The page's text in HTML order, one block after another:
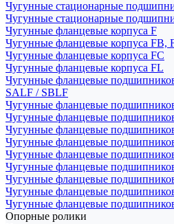
Чугунные стационарные
Чугунные стационарные
Чугунные фланцевые корпуса F
Чугунные фланцевые корпуса FB,
Чугунные фланцевые корпуса FC
Чугунные фланцевые корпуса FL
Чугунные фланцевые
SALF / SBLF
Чугунные фланцевые
Чугунные фланцевые
Чугунные фланцевые
Чугунные фланцевые
Чугунные фланцевые
Чугунные фланцевые
Чугунные фланцевые
Чугунные фланцевые
Чугунные фланцевые
Опорные ролики